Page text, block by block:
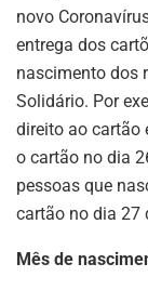
novo
entrega dos
nascimento dos
Solidário. Por
direito ao cartão
o cartão no dia
pessoas que
cartão no dia 27
Mês de